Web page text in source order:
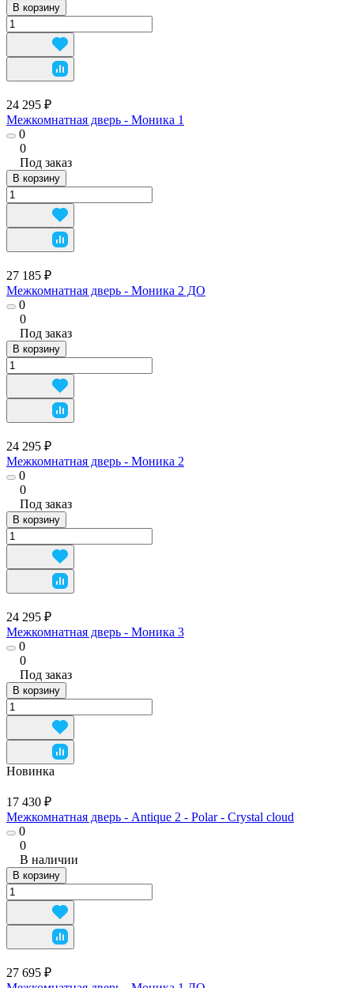
В корзину
24 295 ₽
Межкомнатная дверь - Моника 1
0
0
Под заказ
В корзину
27 185 ₽
Межкомнатная дверь - Моника 2 ДО
0
0
Под заказ
В корзину
24 295 ₽
Межкомнатная дверь - Моника 2
0
0
Под заказ
В корзину
24 295 ₽
Межкомнатная дверь - Моника 3
0
0
Под заказ
В корзину
Новинка
17 430 ₽
Межкомнатная дверь - Antique 2 - Polar - Crystal cloud
0
0
В наличии
В корзину
27 695 ₽